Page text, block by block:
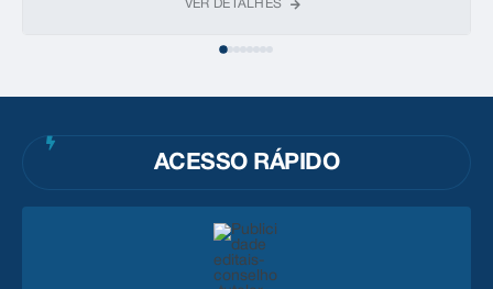
VER DETALHES
ACESSO RÁPIDO